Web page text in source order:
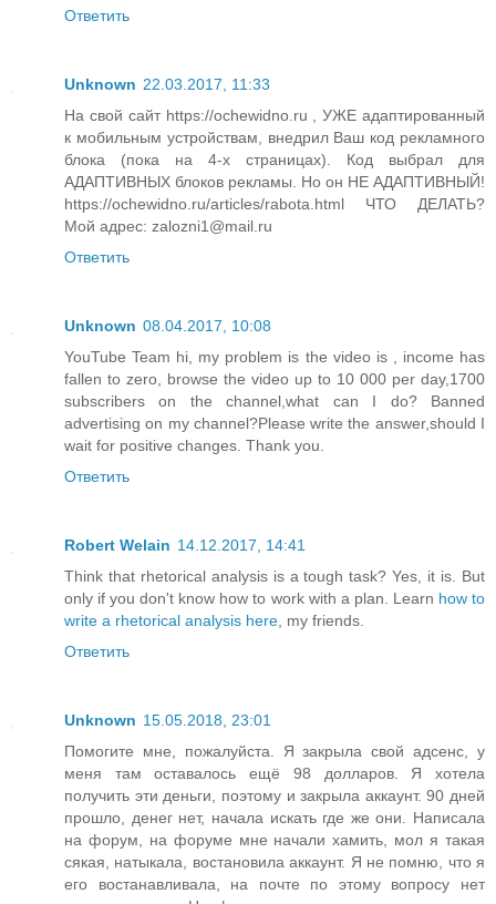
Ответить
Unknown 22.03.2017, 11:33
На свой сайт https://ochewidno.ru , УЖЕ адаптированный
к мобильным устройствам, внедрил Ваш код рекламного
блока (пока на 4-х страницах). Код выбрал для
АДАПТИВНЫХ блоков рекламы. Но он НЕ АДАПТИВНЫЙ!
https://ochewidno.ru/articles/rabota.html ЧТО ДЕЛАТЬ?
Мой адрес: zalozni1@mail.ru
Ответить
Unknown 08.04.2017, 10:08
YouTube Team hi, my problem is the video is , income has
fallen to zero, browse the video up to 10 000 per day,1700
subscribers on the channel,what can I do? Banned
advertising on my channel?Please write the answer,should I
wait for positive changes. Thank you.
Ответить
Robert Welain 14.12.2017, 14:41
Think that rhetorical analysis is a tough task? Yes, it is. But
only if you don't know how to work with a plan. Learn how to
write a rhetorical analysis here, my friends.
Ответить
Unknown 15.05.2018, 23:01
Помогите мне, пожалуйста. Я закрыла свой адсенс, у
меня там оставалось ещё 98 долларов. Я хотела
получить эти деньги, поэтому и закрыла аккаунт. 90 дней
прошло, денег нет, начала искать где же они. Написала
на форум, на форуме мне начали хамить, мол я такая
сякая, натыкала, востановила аккаунт. Я не помню, что я
его востанавливала, на почте по этому вопросу нет